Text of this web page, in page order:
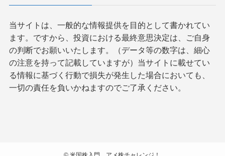
当サイトは、一般的な情報提供を目的として書かれてい
ます。ですから、投資における最終意思決定は、ご自身
の判断でお願いいたします。（データ等の数字は、細心
の注意を持って記載していますが）当サイトに載せてい
る情報に基づく行動で損失が発生した場合においても、
一切の責任を負いかねますのでご了承ください。